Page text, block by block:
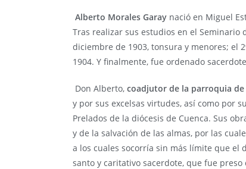
Alberto Morales Garay nació en Miguel
Tras realizar sus estudios en el Seminario
diciembre de 1903, tonsura y menores; el
1904. Y finalmente, fue ordenado
Don Alberto, coadjutor de la parroquia
y por sus excelsas virtudes, así como por
Prelados de la diócesis de Cuenca. Sus
y de la salvación de las almas, por las
a los cuales socorría sin más límite que el
santo y caritativo sacerdote, que fue